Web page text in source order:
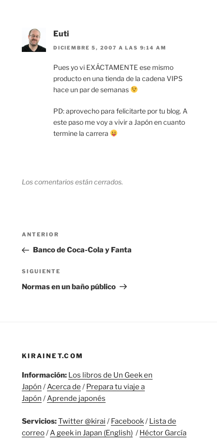
Euti
DICIEMBRE 5, 2007 A LAS 9:14 AM
Pues yo vi EXÁCTAMENTE ese mismo
producto en una tienda de la cadena VIPS
hace un par de semanas
PD: aprovecho para felicitarte por tu blog. A
este paso me voy a vivir a Japón en cuanto
termine la carrera
Los comentarios están cerrados.
Navegación
entradas
Entrada
anterior:
ANTERIOR
Banco de Coca-Cola y Fanta
Siguiente
entrada
SIGUIENTE
Normas en un baño público
KIRAINET.COM
Información: Los libros de Un Geek en
Japón /Acerca de / Prepara tu viaje a
Japón /Aprende japonés
Servicios:Twitter @kirai / Facebook/ Lista de
correo/ A geek in Japan (English) / Héctor García